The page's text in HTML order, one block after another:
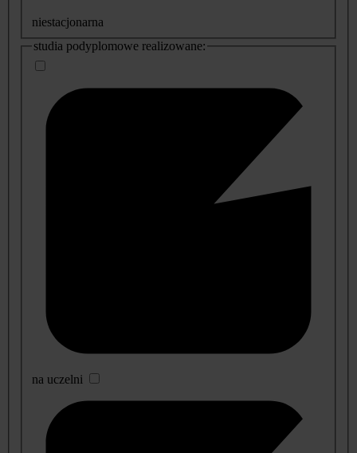
niestacjonarna
studia podyplomowe realizowane:
na uczelni